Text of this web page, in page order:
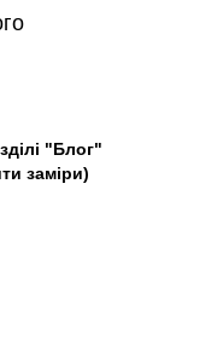
"Блог"
заміри)